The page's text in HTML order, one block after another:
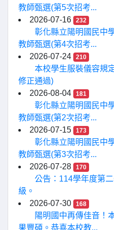
教師甄選(第5次招考...
2026-07-16
232
彰化縣立陽明國民中
教師甄選(第4次招考...
2026-07-24
210
本校學生服裝儀容規
修正通過)
2026-08-04
181
彰化縣立陽明國民中
教師甄選(第2次招考...
2026-07-15
173
彰化縣立陽明國民中
教師甄選(第3次招考...
2026-07-28
170
公告：114學年度第
級。
2026-07-30
168
陽明國中再傳佳音！
果豐碩。恭喜本校教...